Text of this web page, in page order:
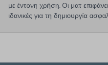
με έντονη χρήση. Οι ματ
ιδανικές για τη δημιουργία